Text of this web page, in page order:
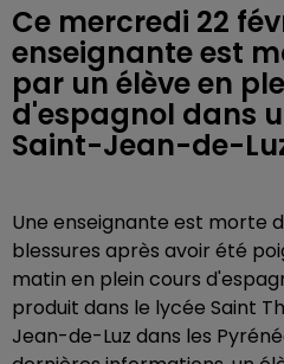
Ce mercredi 22
enseignante est
par un élève en
d'espagnol dans
Saint-Jean-de-
Une enseignante est morte
blessures après avoir été
matin en plein cours
produit dans le lycée Saint
Jean-de-Luz dans les